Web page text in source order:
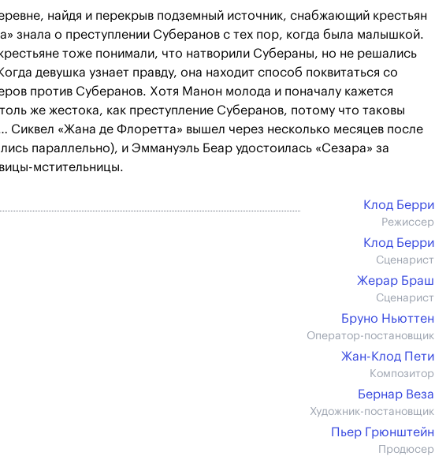
найдя и перекрыв подземный источник, снабжающий крестьян
знала о преступлении Суберанов с тех пор, когда была малышкой.
тоже понимали, что натворили Субераны, но не решались
девушка узнает правду, она находит способ поквитаться со
против Суберанов. Хотя Манон молода и поначалу кажется
же жестока, как преступление Суберанов, потому что таковы
Сиквел «Жана де Флоретта» вышел через несколько месяцев после
параллельно), и Эммануэль Беар удостоилась «Сезара» за
мстительницы.
Клод Берри
Режиссер
Клод Берри
Сценарист
Жерар Браш
Сценарист
Бруно Ньюттен
Оператор-постановщик
Жан-Клод Пети
Композитор
Бернар Веза
Художник-постановщик
Пьер Грюнштейн
Продюсер